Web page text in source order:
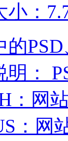
小：
的
明：
：网
：网